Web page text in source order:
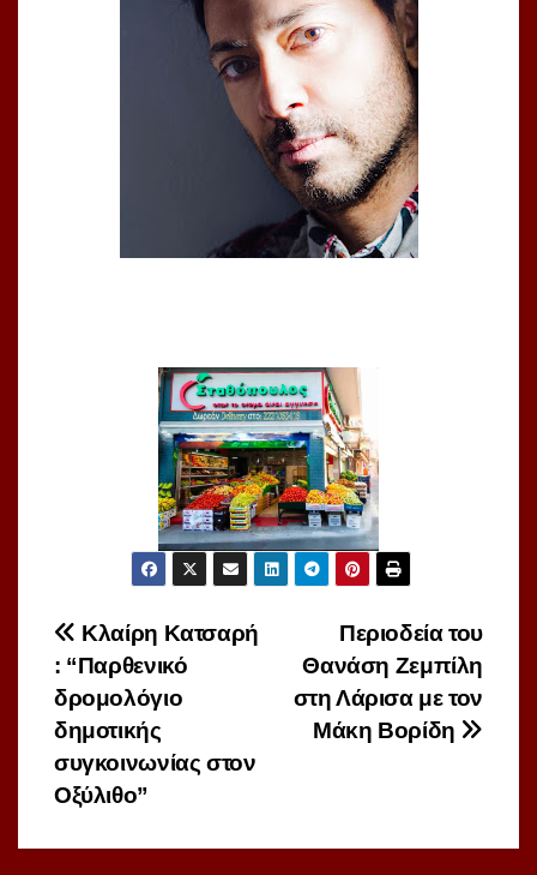
Πλοήγηση
άρθρων
Περιοδεία του
Θανάση Ζεμπίλη
στη Λάρισα με τον
Μάκη Βορίδη
Κλαίρη Κατσαρή
: “Παρθενικό
δρομολόγιο
δημοτικής
συγκοινωνίας στον
Οξύλιθο”